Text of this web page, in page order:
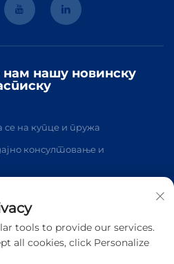
нашу новинску
се на купце и пружа
консултовање и
tools to provide our services.
all cookies, click Personalize